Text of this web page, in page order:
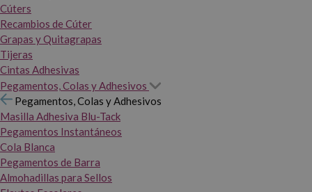
Cúters
Recambios de Cúter
Grapas y Quitagrapas
Tijeras
Cintas Adhesivas
Pegamentos, Colas y Adhesivos
Pegamentos, Colas y Adhesivos
Masilla Adhesiva Blu-Tack
Pegamentos Instantáneos
Cola Blanca
Pegamentos de Barra
Almohadillas para Sellos